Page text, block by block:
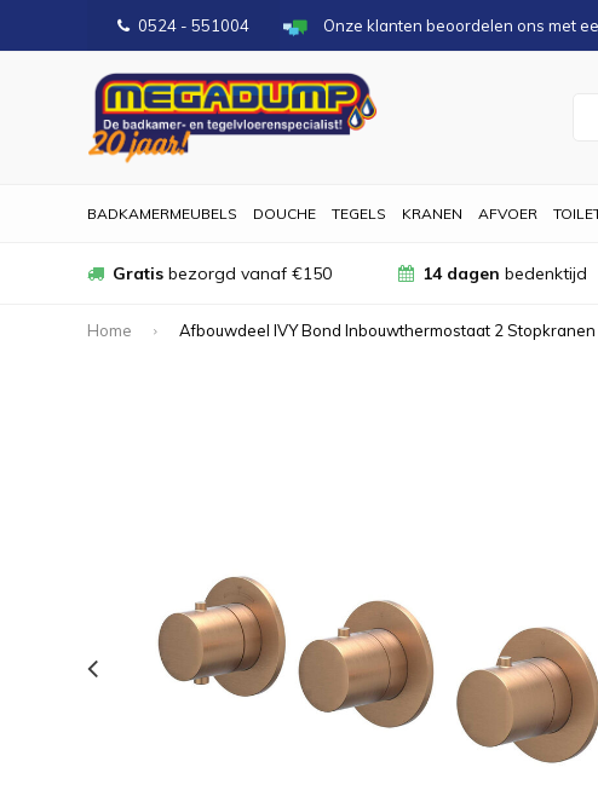
0524 - 551004 Onze klanten beoordelen ons met
BADKAMERMEUBELS DOUCHE TEGELS KRANEN AFVOER
Gratis bezorgd vanaf €150 14 dagen bedenktijd
Home Afbouwdeel IVY Bond Inbouwthermostaat 2